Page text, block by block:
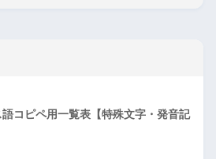
語コピペ用一覧表【特殊文字・発音記